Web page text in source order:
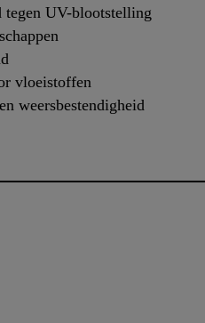
tegen UV-blootstelling
vloeistoffen
weersbestendigheid